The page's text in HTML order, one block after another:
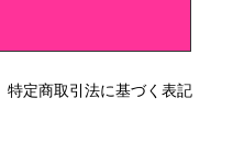
特定商取引法に基づく表記